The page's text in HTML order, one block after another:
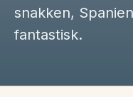
snakken,
fantastisk.